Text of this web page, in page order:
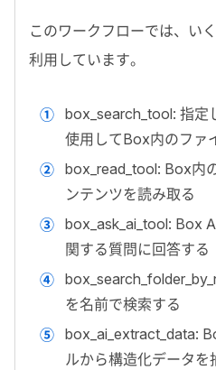
このワークフローでは、い
利用しています。
box_search_tool: 指定
使用してBox内のファ
box_read_tool: Box内
ンテンツを読み取る
box_ask_ai_tool: Box
関する質問に回答する
を名前で検索する
box_ai_extract_data:
ルから構造化データを